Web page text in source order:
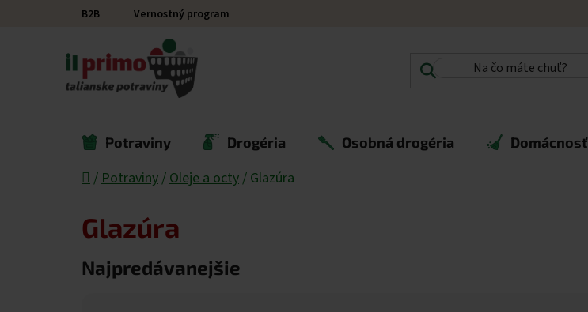
Prejsť na obsahB2B Vernostný program
Potraviny Drogéria Osobná drogéria Domácnosť
Domov
/ Potraviny / Oleje a octy / Glazúra
Glazúra
Najpredávanejšie